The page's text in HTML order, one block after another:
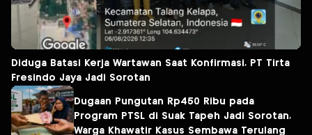
Diduga Batasi Kerja Wartawan Saat Konfirmasi, PT Tirta
Fresindo Jaya Jadi Sorotan
Dugaan Pungutan Rp450 Ribu pada
Program PTSL di Suak Tapeh Jadi Sorotan,
Warga Khawatir Kasus Sembawa Terulang